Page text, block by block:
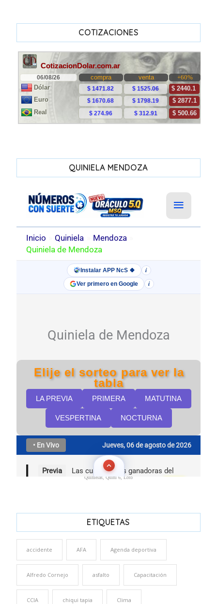
COTIZACIONES
QUINIELA MENDOZA
Quinielas, Quini 6, Loto
ETIQUETAS
accidente AFA Agenda deportiva
Alfredo Cornejo asfalto Capacitación
CCIA chiqui tapia Clima